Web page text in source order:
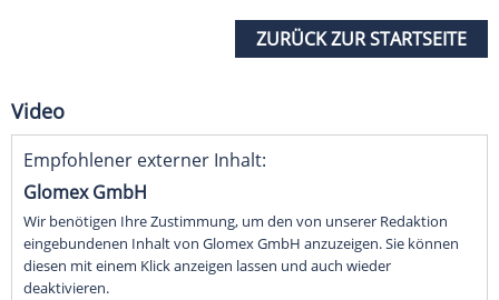
ZURÜCK ZUR STARTSEITE
Video
Empfohlener externer Inhalt:
Glomex GmbH
Wir benötigen Ihre Zustimmung, um den von unserer Redaktion
eingebundenen Inhalt von Glomex GmbH anzuzeigen. Sie können
diesen mit einem Klick anzeigen lassen und auch wieder
deaktivieren.